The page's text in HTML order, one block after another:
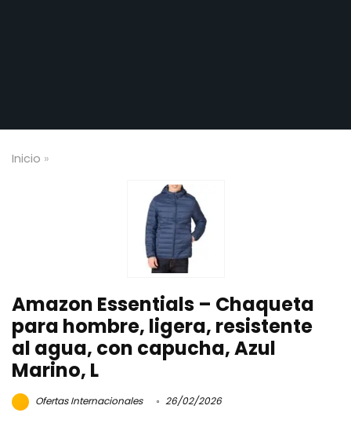
Inicio »
Amazon Essentials – Chaqueta
para hombre, ligera, resistente
al agua, con capucha, Azul
Marino, L
Ofertas Internacionales 26/02/2026